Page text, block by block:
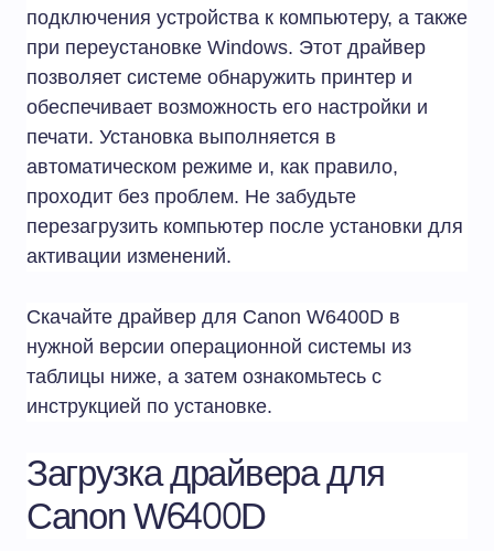
подключения устройства к компьютеру, а также
при переустановке Windows. Этот драйвер
позволяет системе обнаружить принтер и
обеспечивает возможность его настройки и
печати. Установка выполняется в
автоматическом режиме и, как правило,
проходит без проблем. Не забудьте
перезагрузить компьютер после установки для
активации изменений.
Скачайте драйвер для Canon W6400D в
нужной версии операционной системы из
таблицы ниже, а затем ознакомьтесь с
инструкцией по установке.
Загрузка драйвера для
Canon W6400D